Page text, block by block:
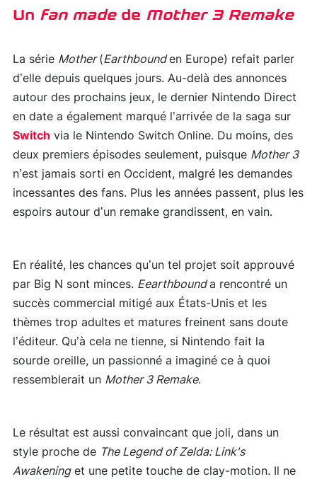
Un fan made de Mother 3 Remake
La série Mother(Earthbounden Europe) refait parler
d’elle depuis quelques jours. Au-delà des annonces
autour des prochains jeux, le dernier Nintendo Direct
en date a également marqué l’arrivée de la saga sur
Switch via le Nintendo Switch Online. Du moins, des
deux premiers épisodes seulement, puisque Mother 3
n’est jamais sorti en Occident, malgré les demandes
incessantes des fans. Plus les années passent, plus les
espoirs autour d’un remake grandissent, en vain.
En réalité, les chances qu’un tel projet soit approuvé
par Big N sont minces. Eearthbounda rencontré un
succès commercial mitigé aux États-Unis et les
thèmes trop adultes et matures freinent sans doute
l’éditeur. Qu’à cela ne tienne, si Nintendo fait la
sourde oreille, un passionné a imaginé ce à quoi
ressemblerait un Mother 3 Remake.
Le résultat est aussi convaincant que joli, dans un
style proche de The Legend of Zelda: Link's
Awakeninget une petite touche de clay-motion. Il ne